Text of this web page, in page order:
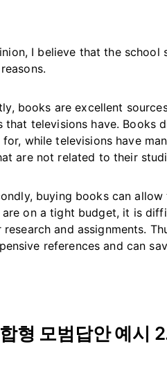
I believe that the
books are excellent
that televisions have. Books
while televisions have
are not related to their
buying books can
on a tight budget, it is
and assignments.
references and can
형 모범답안 예시